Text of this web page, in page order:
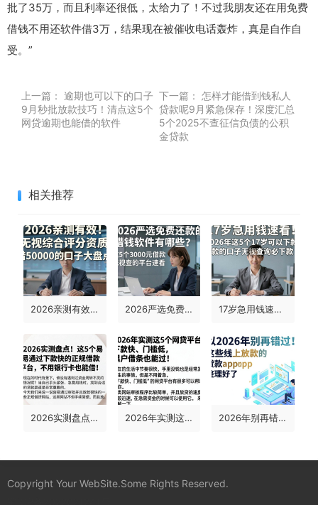
批了35万，而且利率还很低，太给力了！不过我朋友还在用免费
借钱不用还软件借3万，结果现在被催收电话轰炸，真是自作自
受。”
上一篇： 逾期也可以下的口子
9月秒批放款技巧！清点这5个
网贷逾期也能借的软件
下一篇： 怎样才能借到钱私人
贷款呢9月紧急保存！深度汇总
5个2025不查征信负债的公积
金贷款
相关推荐
2026亲测有效！无视综合评分资质，借50000的口子大盘点 2026严选免费还款的借钱软件有哪些？这5个3000元借款无视查的平台速看 17岁急用钱速看！2026年这5个17岁可以下款的口子无视查询必下款
2026实测盘点！这5个易通过下款快的正规借款平台，不用银行卡也能借！ 2026年实测这5个网贷平台，下款快、门槛低，黑户借条也能过！ 2026年别再错过！这些线上放款的贷款app已为你细致整理好了
Copyright Your WebSite.Some Rights Reserved.